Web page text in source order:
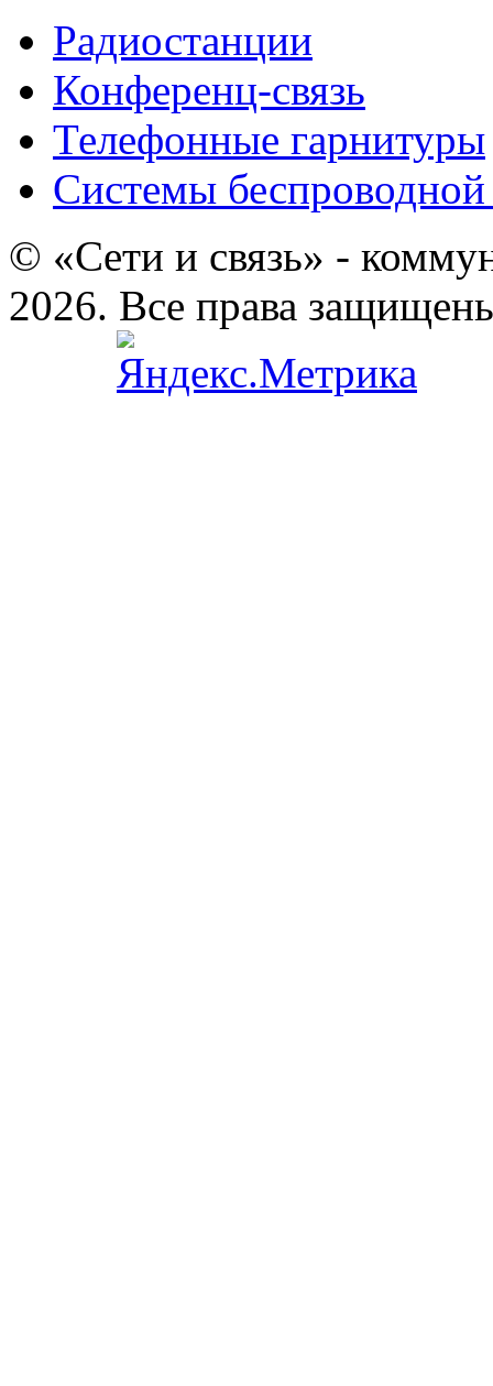
Радиостанции
Конференц-связь
Телефонные гарнитуры
Системы беспроводной
© «Сети и связь» -
2026. Все права